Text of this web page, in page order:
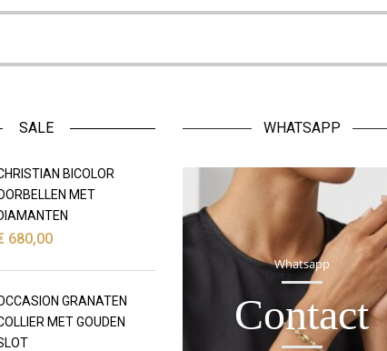
SALE
BICOLOR
MET
680,00
GRANATEN
MET GOUDEN
WHATSAPP
Whatsapp
Contact